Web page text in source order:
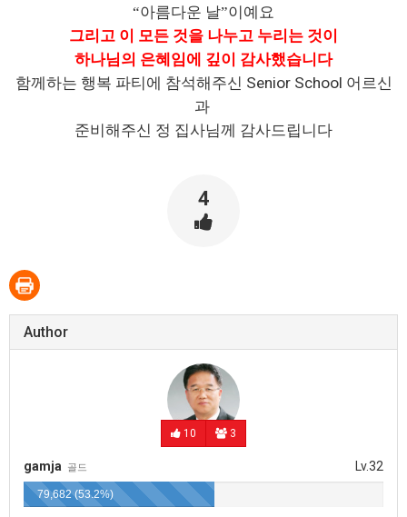
“아름다운 날”이예요
그리고 이 모든 것을 나누고 누리는 것이
하나님의 은혜임에 깊이 감사했습니다
함께하는 행복 파티에 참석해주신 Senior School 어르신
과
준비해주신 정 집사님께 감사드립니다
4
Author
10 3
Lv.32
gamja 골드
79,682 (53.2%)